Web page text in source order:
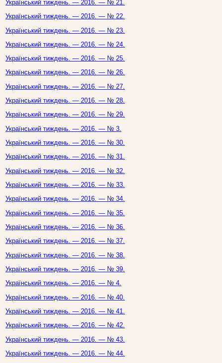
Український тиждень. — 2016. — № 21.
Український тиждень. — 2016. — № 22.
Український тиждень. — 2016. — № 23.
Український тиждень. — 2016. — № 24.
Український тиждень. — 2016. — № 25.
Український тиждень. — 2016. — № 26.
Український тиждень. — 2016. — № 27.
Український тиждень. — 2016. — № 28.
Український тиждень. — 2016. — № 29.
Український тиждень. — 2016. — № 3.
Український тиждень. — 2016. — № 30.
Український тиждень. — 2016. — № 31.
Український тиждень. — 2016. — № 32.
Український тиждень. — 2016. — № 33.
Український тиждень. — 2016. — № 34.
Український тиждень. — 2016. — № 35.
Український тиждень. — 2016. — № 36.
Український тиждень. — 2016. — № 37.
Український тиждень. — 2016. — № 38.
Український тиждень. — 2016. — № 39.
Український тиждень. — 2016. — № 4.
Український тиждень. — 2016. — № 40.
Український тиждень. — 2016. — № 41.
Український тиждень. — 2016. — № 42.
Український тиждень. — 2016. — № 43.
Український тиждень. — 2016. — № 44.